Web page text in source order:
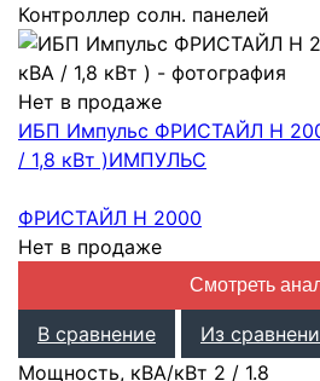
Контроллер солн. панелей
Нет в продаже
ИБП Импульс ФРИСТАЙЛ Н
/ 1,8 кВт )ИМПУЛЬС
ФРИСТАЙЛ Н 2000
Нет в продаже
Смотреть
В сравнение
Из
Мощность, кВА/кВт 2 / 1.8